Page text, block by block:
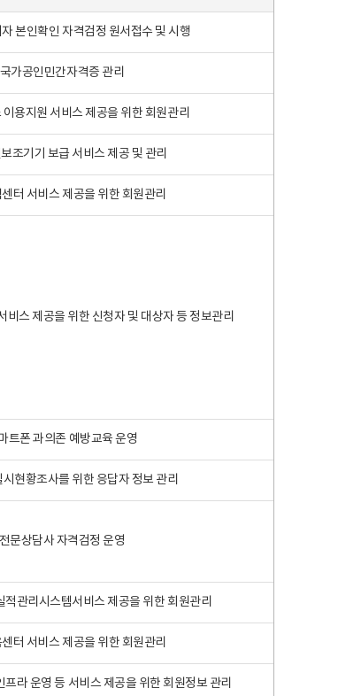
본인확인 자격검정 원서접수 및 시행
국가공인민간자격증 관리
용지원 서비스 제공을 위한 회원관리
조기기 보급 서비스 제공 및 관리
터 서비스 제공을 위한 회원관리
비스 제공을 위한 신청자 및 대상자 등 정보관리
트폰 과의존 예방교육 운영
현황조사를 위한 응답자 정보 관리
전문상담사 자격검정 운영
적관리시스템서비스 제공을 위한 회원관리
터 서비스 제공을 위한 회원관리
라 운영 등 서비스 제공을 위한 회원정보 관리